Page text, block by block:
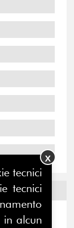
tecnici
tecnici
alcun
X